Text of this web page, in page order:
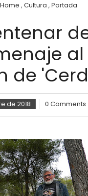
Home , Cultura , Portada
de
de 2018 0 Comments